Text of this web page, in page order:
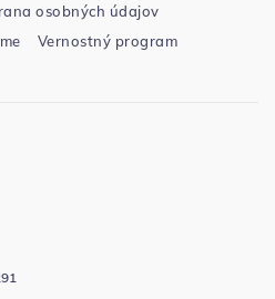
osobných údajov
Vernostný program